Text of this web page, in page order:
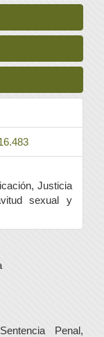
Justicia
sexual y
Penal,